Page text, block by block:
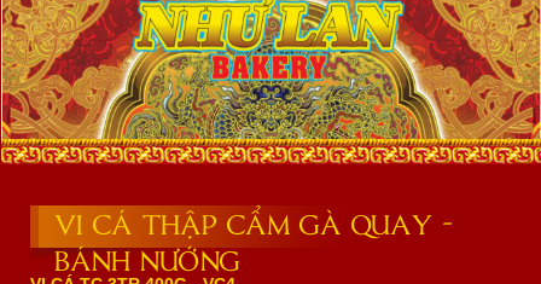
VI CÁ THẬP CẨM GÀ QUAY -
BÁNH NƯỚNG